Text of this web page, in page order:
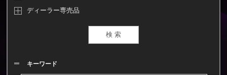
ディーラー専売品
キーワード